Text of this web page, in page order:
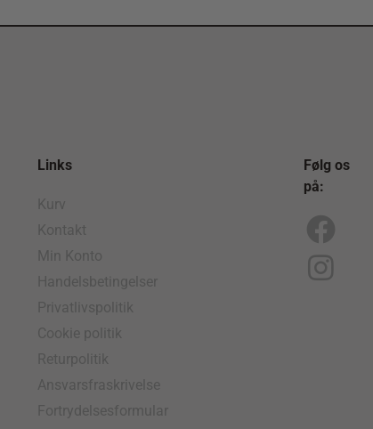
Links
Kurv
Kontakt
Min Konto
Handelsbetingelser
Privatlivspolitik
Cookie politik
Returpolitik
Ansvarsfraskrivelse
Fortrydelsesformular
Følg os
på:
F
a
I
n